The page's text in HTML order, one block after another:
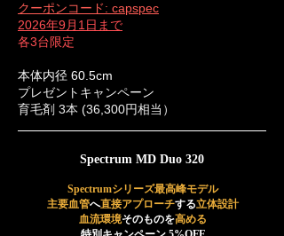
クーポンコード: capspec
2026年9月1日まで
​各3台限定
本体内径 60.5cm
プレゼントキャンペーン
育毛剤 3本 (36,300円相当）
Spectrum MD Duo 320
Spectrumシリーズ最高峰モデル
主要血管へ直接アプローチする立体設計
血流環境そのものを高める